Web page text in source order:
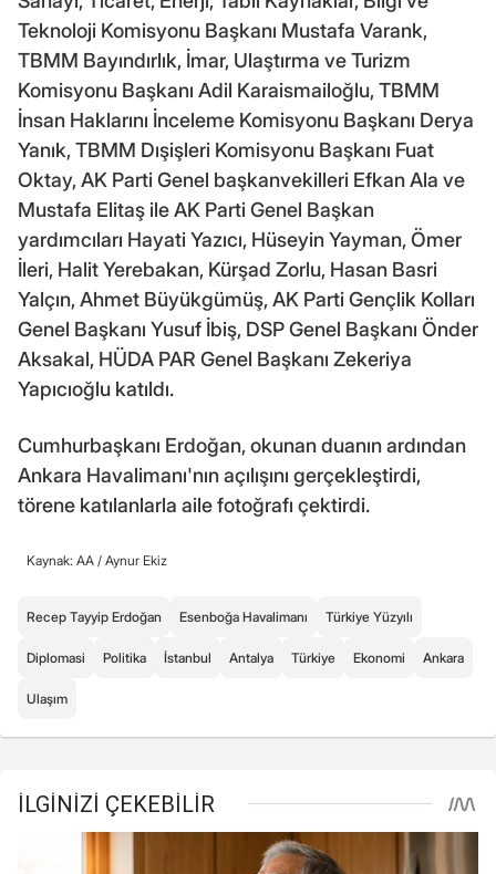
Teknoloji Komisyonu Başkanı Mustafa Varank,
TBMM Bayındırlık, İmar, Ulaştırma ve Turizm
Komisyonu Başkanı Adil Karaismailoğlu, TBMM
İnsan Haklarını İnceleme Komisyonu Başkanı Derya
Yanık, TBMM Dışişleri Komisyonu Başkanı Fuat
Oktay, AK Parti Genel başkanvekilleri Efkan Ala ve
Mustafa Elitaş ile AK Parti Genel Başkan
yardımcıları Hayati Yazıcı, Hüseyin Yayman, Ömer
İleri, Halit Yerebakan, Kürşad Zorlu, Hasan Basri
Yalçın, Ahmet Büyükgümüş, AK Parti Gençlik Kolları
Genel Başkanı Yusuf İbiş, DSP Genel Başkanı Önder
Aksakal, HÜDA PAR Genel Başkanı Zekeriya
Yapıcıoğlu katıldı.
Cumhurbaşkanı Erdoğan, okunan duanın ardından
Ankara Havalimanı'nın açılışını gerçekleştirdi,
törene katılanlarla aile fotoğrafı çektirdi.
Kaynak: AA / Aynur Ekiz
Recep Tayyip Erdoğan Esenboğa Havalimanı Türkiye Yüzyılı
Diplomasi Politika İstanbul Antalya Türkiye Ekonomi Ankara
Ulaşım